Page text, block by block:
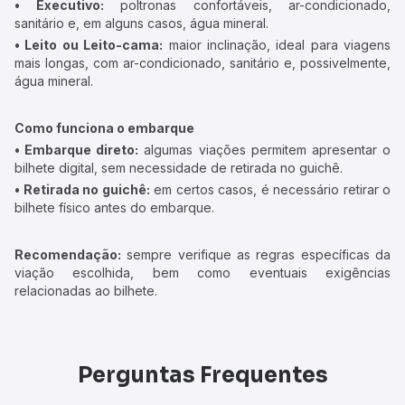
• Executivo: poltronas confortáveis, ar-condicionado,
sanitário e, em alguns casos, água mineral.
• Leito ou Leito-cama: maior inclinação, ideal para viagens
mais longas, com ar-condicionado, sanitário e, possivelmente,
água mineral.
Como funciona o embarque
• Embarque direto: algumas viações permitem apresentar o
bilhete digital, sem necessidade de retirada no guichê.
• Retirada no guichê: em certos casos, é necessário retirar o
bilhete físico antes do embarque.
Recomendação: sempre verifique as regras específicas da
viação escolhida, bem como eventuais exigências
relacionadas ao bilhete.
Perguntas Frequentes